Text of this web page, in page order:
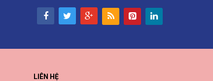
LIÊN HỆ